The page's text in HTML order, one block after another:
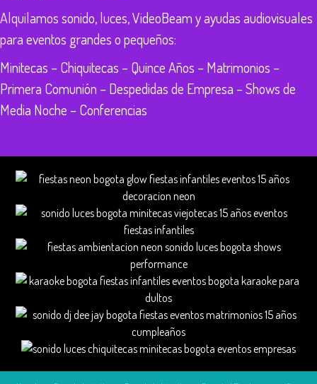
Alquilamos sonido, luces, VideoBeam y ayudas audiovisuales
para eventos grandes o pequeños:
Minitecas – Chiquitecas – Quince Años – Matrimonios –
Primera Comunión – Despedidas de Empresa – Shows de
Media Noche – Conferencias